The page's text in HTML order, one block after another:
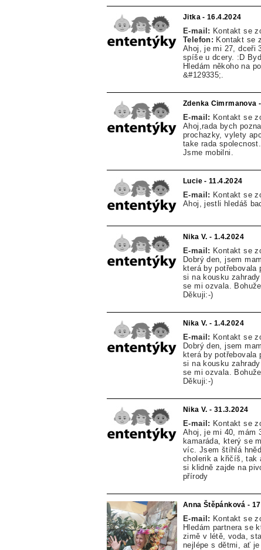
Jitka - 16.4.2024
E-mail: Kontakt se
Telefon: Kontakt se
Ahoj, je mi 27, dceři
spíše u dcery. :D
Hledám někoho na
&#129335;.
Zdenka Cimrmanova
E-mail: Kontakt se
Ahoj,rada bych
prochazky, vylety
take rada
Jsme mobilni.
Lucie - 11.4.2024
E-mail: Kontakt se
Ahoj, jestli hledáš
Nika V. - 1.4.2024
E-mail: Kontakt se
Dobrý den, jsem
která by
si na kousku
se mi ozvala.
Děkuji:-)
Nika V. - 1.4.2024
E-mail: Kontakt se
Dobrý den, jsem
která by
si na kousku
se mi ozvala.
Děkuji:-)
Nika V. - 31.3.2024
E-mail: Kontakt se
Ahoj, je mi 40, mám
kamaráda, který se
víc. Jsem štíhlá
cholerik a křičíš, tak
si klidně zajde na
přírody
Anna Štěpánková -
E-mail: Kontakt se
Hledám partnera se
zimě v létě, voda,
nejlépe s dětmi, ať